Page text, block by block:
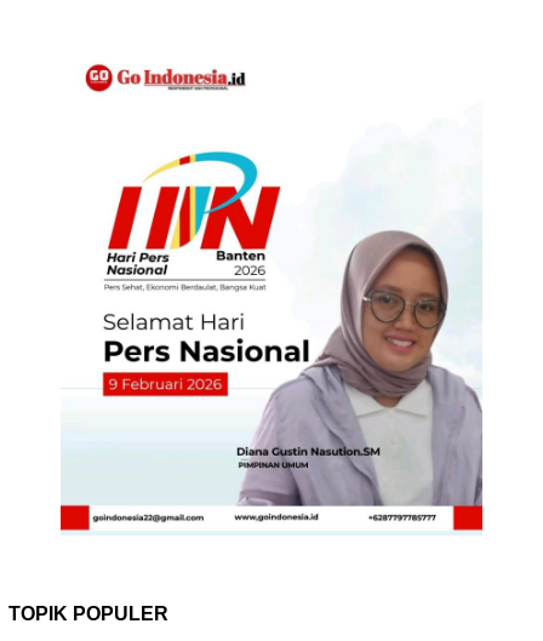
TOPIK POPULER